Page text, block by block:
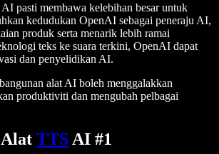
AI pasti membawa kelebihan besar untuk
kedudukan OpenAI sebagai peneraju AI,
produk serta menarik lebih ramai
teks ke suara terkini, OpenAI dapat
dan penyelidikan AI.
alat AI boleh menggalakkan
produktiviti dan mengubah pelbagai
TTS AI #1